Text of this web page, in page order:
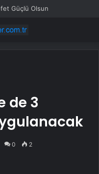
Güçlü Olsun
de 3
0 2